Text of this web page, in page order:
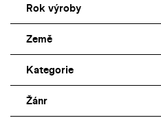
Rok výroby
Země
Kategorie
Žánr